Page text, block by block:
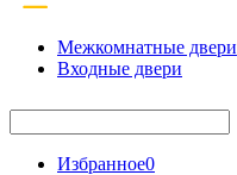
Межкомнатные двери
Входные двери
Избранное0